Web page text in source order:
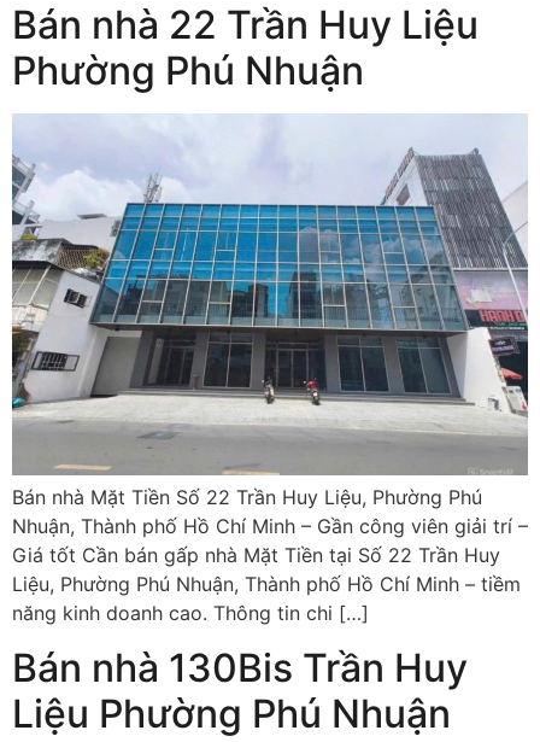
Bán nhà 22 Trần Huy Liệu
Phường Phú Nhuận
Bán nhà Mặt Tiền Số 22 Trần Huy Liệu, Phường Phú
Nhuận, Thành phố Hồ Chí Minh – Gần công viên giải trí –
Giá tốt Cần bán gấp nhà Mặt Tiền tại Số 22 Trần Huy
Liệu, Phường Phú Nhuận, Thành phố Hồ Chí Minh – tiềm
năng kinh doanh cao. Thông tin chi […]
Bán nhà 130Bis Trần Huy
Liệu Phường Phú Nhuận